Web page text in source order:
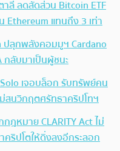
ลี ลดสัดส่วน Bitcoin ETF
Ethereum แทนถึง 3 เท่า
ปลุกพลังคอมมูฯ Cardano
ลับมาเป็นผู้ชนะ
เจอบล็อก รับทรัพย์คน
สนวิกฤตศรัทธาคริปโทฯ
ฎหมาย CLARITY Act ไม่
ริปโตให้ดิ่งลงอีกระลอก